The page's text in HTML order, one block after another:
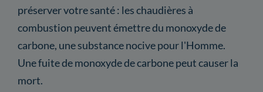
préserver votre santé : les chaudières à
combustion peuvent émettre du monoxyde de
carbone, une substance nocive pour l'Homme.
Une fuite de monoxyde de carbone peut causer la
mort.